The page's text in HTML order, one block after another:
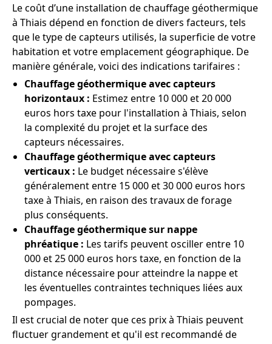
Le coût d’une installation de chauffage géothermique
à Thiais dépend en fonction de divers facteurs, tels
que le type de capteurs utilisés, la superficie de votre
habitation et votre emplacement géographique. De
manière générale, voici des indications tarifaires :
Chauffage géothermique avec capteurs
horizontaux : Estimez entre 10 000 et 20 000
euros hors taxe pour l'installation à Thiais, selon
la complexité du projet et la surface des
capteurs nécessaires.
Chauffage géothermique avec capteurs
verticaux : Le budget nécessaire s'élève
généralement entre 15 000 et 30 000 euros hors
taxe à Thiais, en raison des travaux de forage
plus conséquents.
Chauffage géothermique sur nappe
phréatique : Les tarifs peuvent osciller entre 10
000 et 25 000 euros hors taxe, en fonction de la
distance nécessaire pour atteindre la nappe et
les éventuelles contraintes techniques liées aux
pompages.
Il est crucial de noter que ces prix à Thiais peuvent
fluctuer grandement et qu'il est recommandé de